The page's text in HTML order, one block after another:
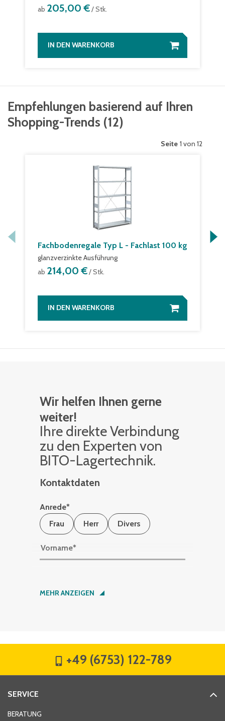
ab 205,00 €/ Stk.
IN DEN WARENKORB
Empfehlungen basierend auf Ihren
Shopping-Trends (12)
Seite 1 von 12
Fachbodenregale Typ L - Fachlast 100 kg
glanzverzinkte Ausführung
ab 214,00 €/ Stk.
IN DEN WARENKORB
Wir helfen Ihnen gerne
weiter!
Ihre di­rek­te Ver­bin­dung
zu den Ex­per­ten von
BITO-La­ger­tech­nik.
Kontaktdaten
Anrede*
Frau
Herr Divers
Vorname*
Nachname*
Hausnummer
MEHR ANZEIGEN
+49 (6753) 122-789
SERVICE
BERATUNG